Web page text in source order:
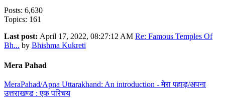
Posts: 6,630
Topics: 161
Last post: April 17, 2022, 08:27:12 AM Re: Famous Temples Of
Bh... by Bhishma Kukreti
Mera Pahad
MeraPahad/Apna Uttarakhand: An introduction - मेरा पहाड़/अपना
उत्तराखण्ड : एक परिचय